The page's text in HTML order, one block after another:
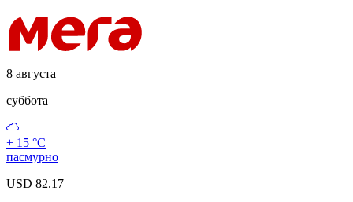
8 августа
суббота
+ 15 °С
пасмурно
USD 82.17